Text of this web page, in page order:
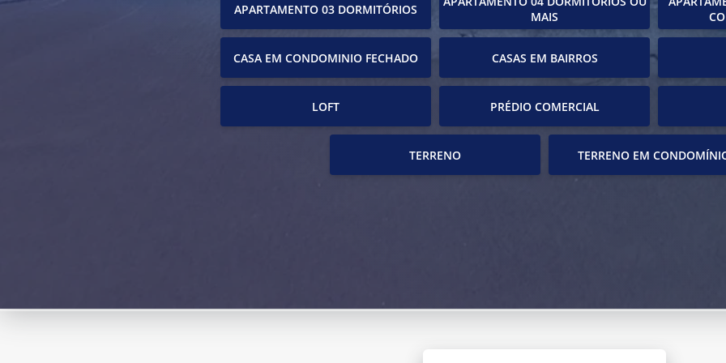
APARTAMENTO 03 DORMITÓRIOS
MAIS
CASA EM CONDOMINIO FECHADO CASAS EM BAIRROS
LOFT PRÉDIO COMERCIAL
TERRENO TERRENO EM